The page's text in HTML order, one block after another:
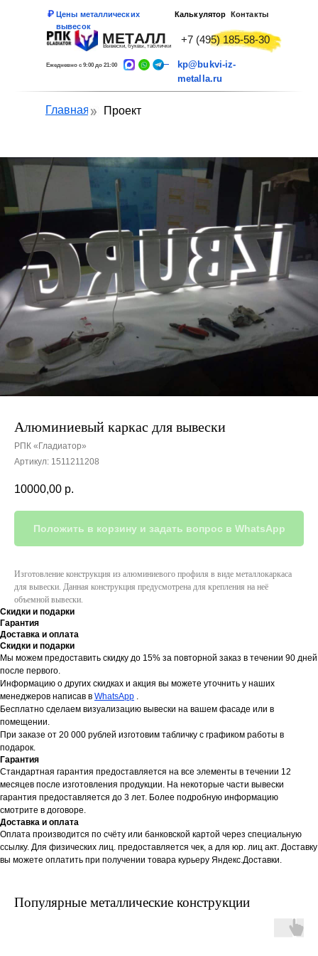
Цены металлических
вывесок
Калькулятор
Ежедневно с 9:00 до 21:00
+7 (495) 185-58-30
kp@bukvi-iz-
metalla.ru
Контакты
Вывески, буквы, таблички
МЕТАЛЛ
Главная Проект
Алюминиевый каркас для вывески
РПК «Гладиатор»
Артикул: 1511211208
10000,00 р.
Положить в корзину и задать вопрос в WhatsApp
Изготовление конструкция из алюминиевого профиля в виде металлокаркаса
для вывески. Данная конструкция предусмотрена для крепления на неё
объемной вывески.
Скидки и подарки
Гарантия
Доставка и оплата
Скидки и подарки
Мы можем предоставить скидку до 15% за повторной заказ в течении 90 дней
после первого.
Информацию о других скидках и акция вы можете уточнить у наших
менеджеров написав в WhatsApp .
Бесплатно сделаем визуализацию вывески на вашем фасаде или в
помещении.
При заказе от 20 000 рублей изготовим табличку с графиком работы в
подарок.
Гарантия
Стандартная гарантия предоставляется на все элементы в течении 12
месяцев после изготовления продукции. На некоторые части вывески
гарантия предоставляется до 3 лет. Более подробную информацию
смотрите в договоре.
Доставка и оплата
Оплата производится по счёту или банковской картой через специальную
ссылку. Для физических лиц. предоставляется чек, а для юр. лиц акт. Доставку
вы можете оплатить при получении товара курьеру Яндекс.Доставки.
Популярные металлические конструкции